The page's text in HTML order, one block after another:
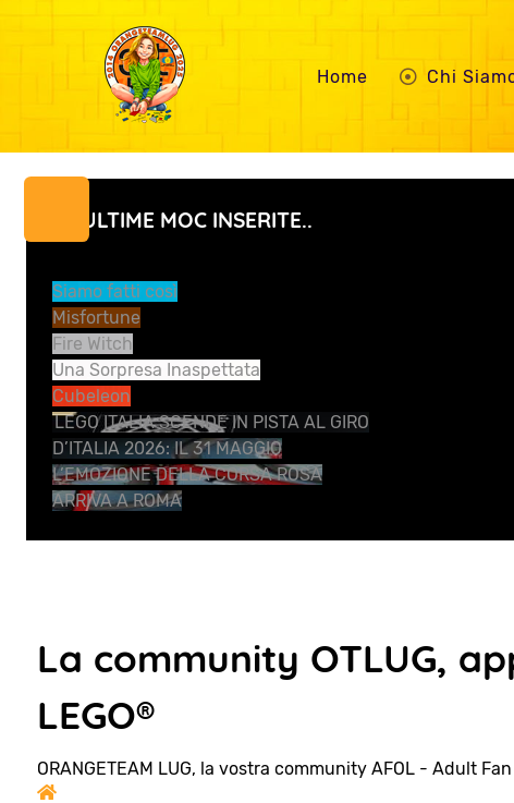
Home Chi
LE ULTIME MOC INSERITE..
Siamo fatti così
Misfortune
Fire Witch
Una Sorpresa Inaspettata
Cubeleon
LEGO ITALIA SCENDE IN PISTA AL GIRO
D’ITALIA 2026: IL 31 MAGGIO
L’EMOZIONE DELLA CORSA ROSA
ARRIVA A ROMA
La community OTLUG,
LEGO®
ORANGETEAM LUG, la vostra community AFOL - Adult
Home